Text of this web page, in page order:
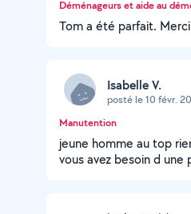
Déménageurs et aide au
Tom a été parfait.
Isabelle V.
posté le 10 févr.
Manutention
jeune homme au top
vous avez besoin d